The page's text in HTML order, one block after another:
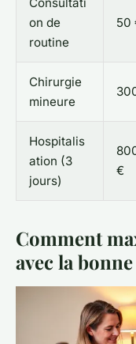
on de
routine
50
Chirurgie
mineure
Hospitalis
ation (3
jours)
€
Comment
avec la